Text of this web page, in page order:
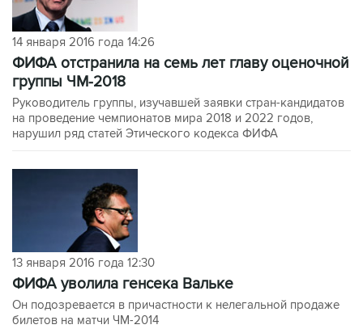
14 января 2016 года 14:26
ФИФА отстранила на семь лет главу оценочной
группы ЧМ-2018
Руководитель группы, изучавшей заявки стран-кандидатов
на проведение чемпионатов мира 2018 и 2022 годов,
нарушил ряд статей Этического кодекса ФИФА
13 января 2016 года 12:30
ФИФА уволила генсека Вальке
Он подозревается в причастности к нелегальной продаже
билетов на матчи ЧМ-2014